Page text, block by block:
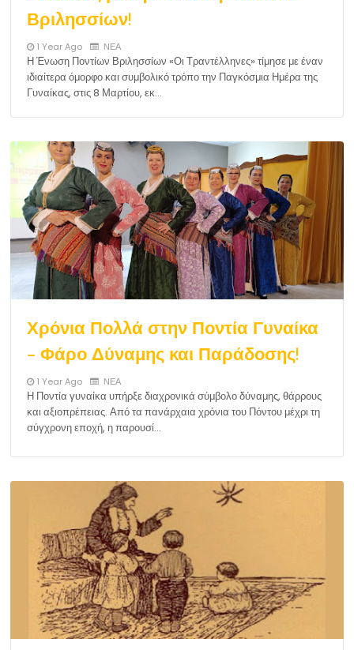
Βριλησσίων!
1 Year Ago ΝΕΑ
Η Ένωση Ποντίων Βριλησσίων «Οι Τραντέλληνες» τίμησε με έναν
ιδιαίτερα όμορφο και συμβολικό τρόπο την Παγκόσμια Ημέρα της
Γυναίκας, στις 8 Μαρτίου, εκ…
Χρόνια Πολλά στην Ποντία Γυναίκα
– Φάρο Δύναμης και Παράδοσης!
1 Year Ago ΝΕΑ
Η Ποντία γυναίκα υπήρξε διαχρονικά σύμβολο δύναμης, θάρρους
και αξιοπρέπειας. Από τα πανάρχαια χρόνια του Πόντου μέχρι τη
σύγχρονη εποχή, η παρουσί…